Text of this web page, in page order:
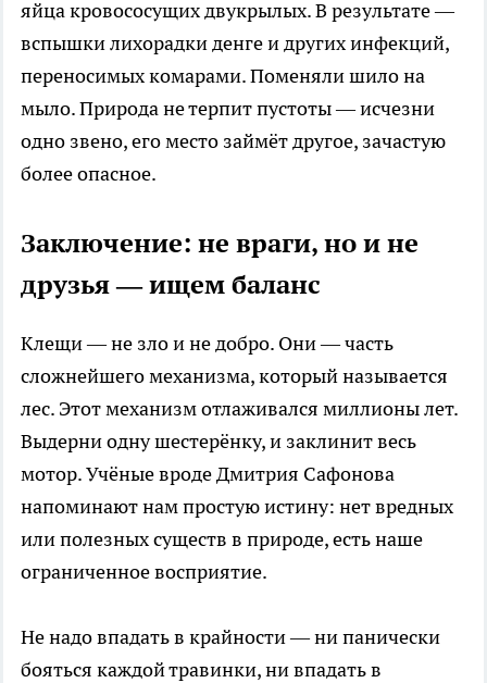
яйца кровососущих двукрылых. В результате —
вспышки лихорадки денге и других инфекций,
переносимых комарами. Поменяли шило на
мыло. Природа не терпит пустоты — исчезни
одно звено, его место займёт другое, зачастую
более опасное.
Заключение: не враги, но и не
друзья — ищем баланс
Клещи — не зло и не добро. Они — часть
сложнейшего механизма, который называется
лес. Этот механизм отлаживался миллионы лет.
Выдерни одну шестерёнку, и заклинит весь
мотор. Учёные вроде Дмитрия Сафонова
напоминают нам простую истину: нет вредных
или полезных существ в природе, есть наше
ограниченное восприятие.
Не надо впадать в крайности — ни панически
бояться каждой травинки, ни впадать в